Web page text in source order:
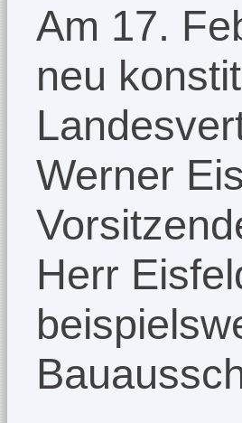
Am 17.
neu
Werner
Herr